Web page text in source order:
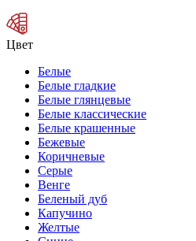
Цвет
Белые
Белые гладкие
Белые глянцевые
Белые классические
Белые крашенные
Бежевые
Коричневые
Серые
Венге
Беленый дуб
Капучино
Желтые